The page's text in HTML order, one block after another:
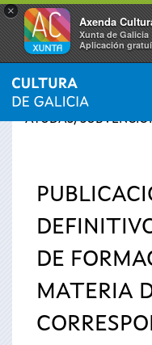
×
Axenda
Xunta de Galicia
Aplicación
Se
usted
aquí
INICIO › SERVICIOS
AYUDAS,
DE
MATERIA